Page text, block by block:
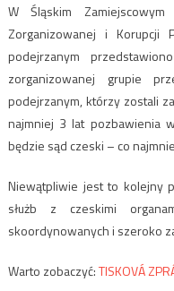
W Śląskim
Zorganizowanej i Korupcji
podejrzanym
zorganizowanej grupie
podejrzanym, którzy zostali
najmniej 3 lat pozbawienia
będzie sąd czeski – co
Niewątpliwie jest to kolejny
służb z czeskimi
skoordynowanych i szeroko
Warto zobaczyć:TISKOVÁ